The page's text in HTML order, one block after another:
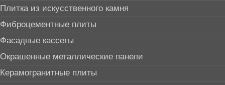
Плитка из искусственного камня
Фиброцементные плиты
Фасадные кассеты
Окрашенные металлические панели
Керамогранитные плиты